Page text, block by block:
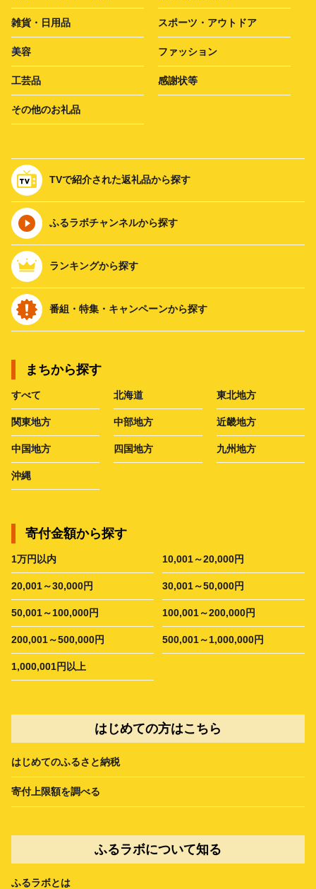
雑貨・日用品 スポーツ・アウトドア
美容 ファッション
工芸品 感謝状等
その他のお礼品
TVで紹介された返礼品から探す
ふるラボチャンネルから探す
ランキングから探す
番組・特集・キャンペーンから探す
まちから探す
すべて 北海道 東北地方
関東地方 中部地方 近畿地方
中国地方 四国地方 九州地方
沖縄
寄付金額から探す
1万円以内 10,001～20,000円
20,001～30,000円 30,001～50,000円
50,001～100,000円 100,001～200,000円
200,001～500,000円 500,001～1,000,000円
1,000,001円以上
はじめての方はこちら
はじめてのふるさと納税
寄付上限額を調べる
ふるラボについて知る
ふるラボとは